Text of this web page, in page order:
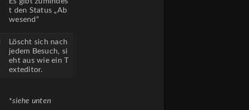
t den Status „Ab
wesend“
Löscht sich nach
jedem Besuch, si
eht aus wie ein T
exteditor.
*siehe unten